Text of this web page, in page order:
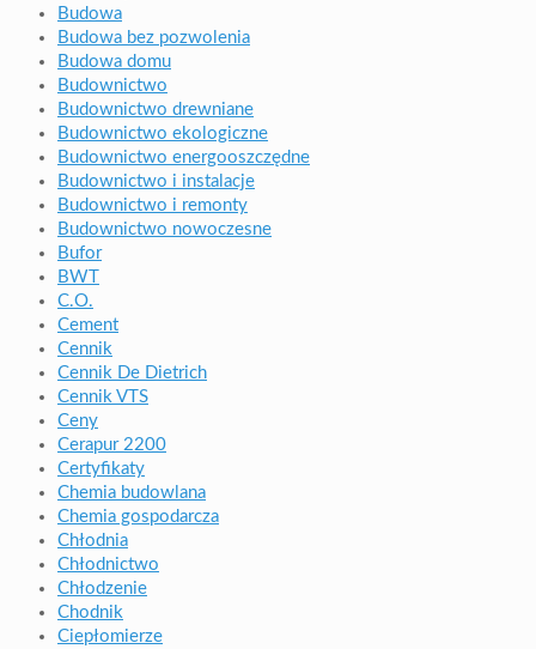
Budowa
Budowa bez pozwolenia
Budowa domu
Budownictwo
Budownictwo drewniane
Budownictwo ekologiczne
Budownictwo energooszczędne
Budownictwo i instalacje
Budownictwo i remonty
Budownictwo nowoczesne
Bufor
BWT
C.O.
Cement
Cennik
Cennik De Dietrich
Cennik VTS
Ceny
Cerapur 2200
Certyfikaty
Chemia budowlana
Chemia gospodarcza
Chłodnia
Chłodnictwo
Chłodzenie
Chodnik
Ciepłomierze